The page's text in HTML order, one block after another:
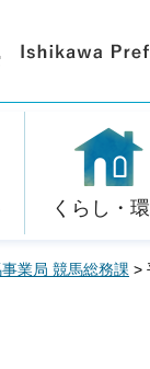
くらし・
業局 競馬総務課 >